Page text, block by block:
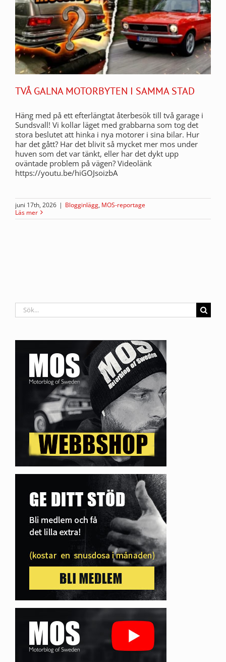
TVÅ GALNA MOTORBYTEN I SAMMA STAD
Häng med på ett efterlängtat återbesök till två garage i
Sundsvall! Vi kollar läget med grabbarna som tog det
stora beslutet att hinka i nya motorer i sina bilar. Hur
har det gått? Har det blivit så mycket mer mos under
huven som det var tänkt, eller har det dykt upp
oväntade problem på vägen? Videolänk
https://youtu.be/hiGOJsoizbA
juni 17th, 2026 | Blogginlägg, MOS-reportage
Läs mer
Sök
efter: